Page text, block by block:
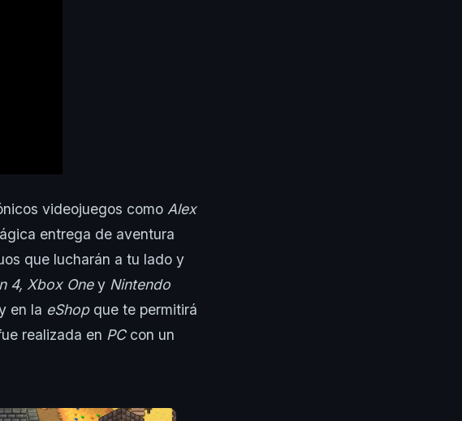
videojuegos como Alex
entrega de aventura
que lucharán a tu lado y
4, Xbox Oney Nintendo
en la eShop que te permitirá
realizada en PC con un